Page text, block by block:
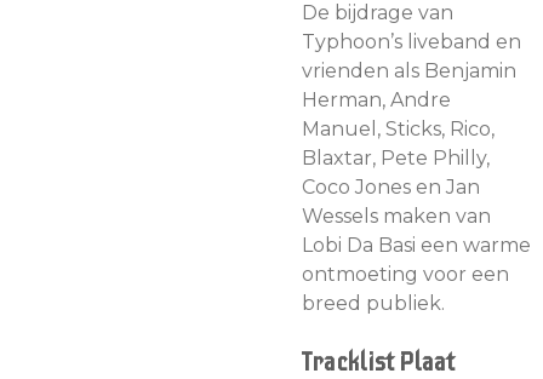
De bijdrage van
Typhoon’s liveband en
vrienden als Benjamin
Herman, Andre
Manuel, Sticks, Rico,
Blaxtar, Pete Philly,
Coco Jones en Jan
Wessels maken van
Lobi Da Basi een warme
ontmoeting voor een
breed publiek.
Tracklist Plaat